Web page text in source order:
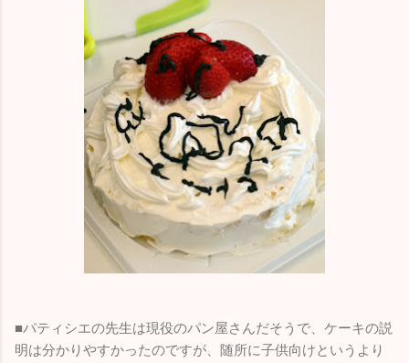
■パティシエの先生は現役のパン屋さんだそうで、ケーキの説
明は分かりやすかったのですが、随所に子供向けというより